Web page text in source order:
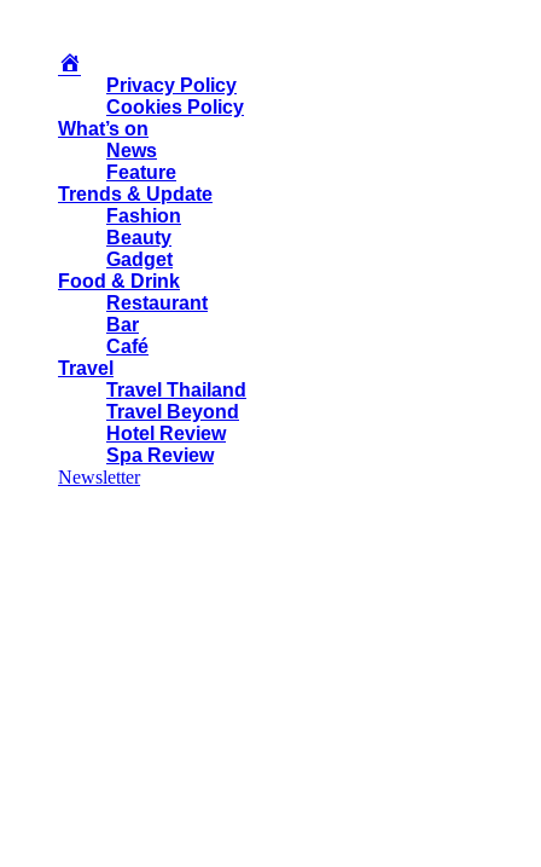
Privacy Policy
Cookies Policy
What’s on
News
Feature
Trends & Update
Fashion
Beauty
Gadget
Food & Drink
Restaurant
Bar
Café
Travel
Travel Thailand
Travel Beyond
Hotel Review
Spa Review
Newsletter